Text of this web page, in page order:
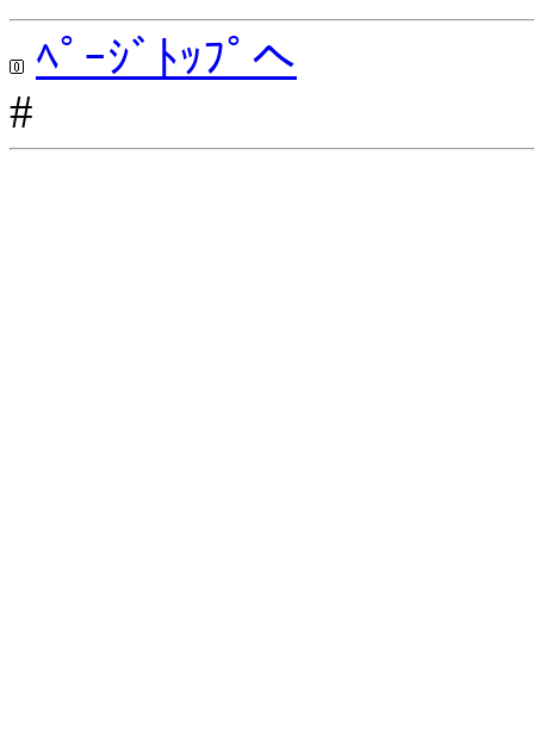
ﾍﾟｰｼﾞﾄｯﾌﾟへ
#